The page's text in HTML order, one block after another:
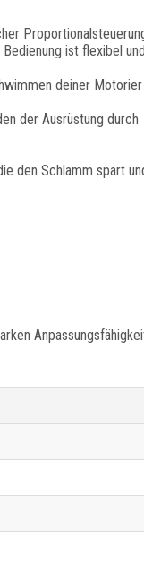
ist flexibel und
deiner Motorier
der Ausrüstung durch
den Schlamm spart